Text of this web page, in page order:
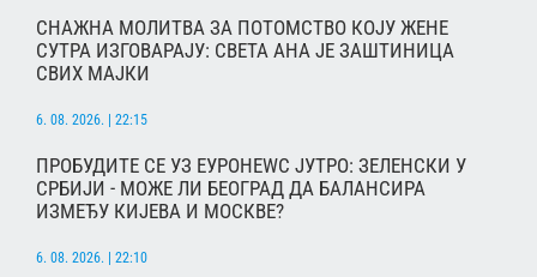
СНАЖНА МОЛИТВА ЗА ПОТОМСТВО КОЈУ ЖЕНЕ
СУТРА ИЗГОВАРАЈУ: СВЕТА АНА ЈЕ ЗАШТИНИЦА
СВИХ МАЈКИ
6. 08. 2026. | 22:15
ПРОБУДИТЕ СЕ УЗ ЕУРОНЕWС ЈУТРО: ЗЕЛЕНСКИ У
СРБИЈИ - МОЖЕ ЛИ БЕОГРАД ДА БАЛАНСИРА
ИЗМЕЂУ КИЈЕВА И МОСКВЕ?
6. 08. 2026. | 22:10